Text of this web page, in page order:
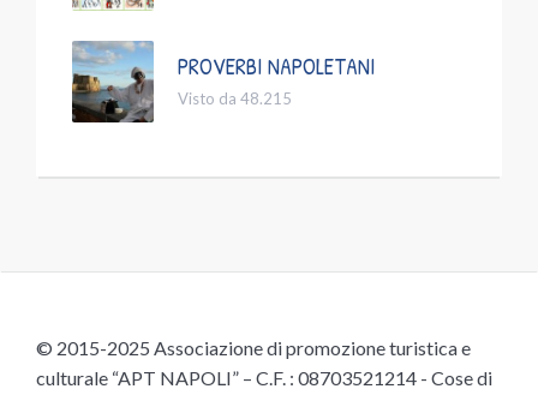
PROVERBI NAPOLETANI
Visto da 48.215
© 2015-2025 Associazione di promozione turistica e
culturale “APT NAPOLI” – C.F. : 08703521214 - Cose di